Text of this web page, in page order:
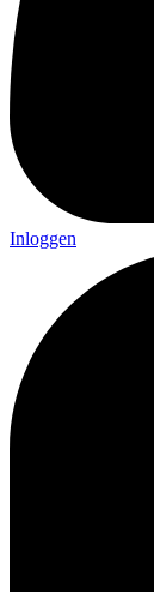
Inloggen